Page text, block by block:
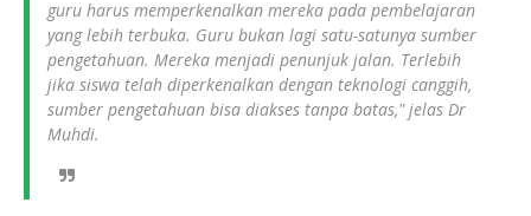
guru harus memperkenalkan mereka pada pembelajaran
yang lebih terbuka. Guru bukan lagi satu-satunya sumber
pengetahuan. Mereka menjadi penunjuk jalan. Terlebih
jika siswa telah diperkenalkan dengan teknologi canggih,
sumber pengetahuan bisa diakses tanpa batas," jelas Dr
Muhdi.